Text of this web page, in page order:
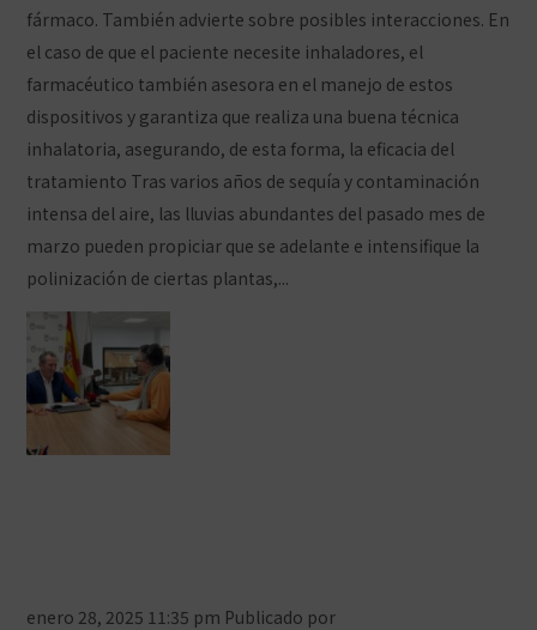
fármaco. También advierte sobre posibles interacciones. En
el caso de que el paciente necesite inhaladores, el
farmacéutico también asesora en el manejo de estos
dispositivos y garantiza que realiza una buena técnica
inhalatoria, asegurando, de esta forma, la eficacia del
tratamiento Tras varios años de sequía y contaminación
intensa del aire, las lluvias abundantes del pasado mes de
marzo pueden propiciar que se adelante e intensifique la
polinización de ciertas plantas,...
enero 28, 2025 11:35 pm Publicado por